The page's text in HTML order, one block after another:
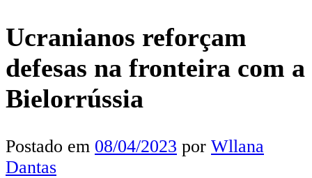
Ucranianos reforçam
defesas na fronteira com a
Bielorrússia
Postado em 08/04/2023 por Wllana
Dantas